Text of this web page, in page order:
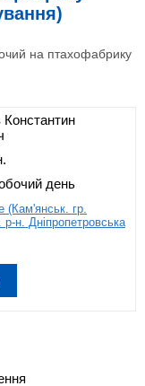
на птахофабрику
день
(Кам'янськ. гр.
н. Дніпропетровська